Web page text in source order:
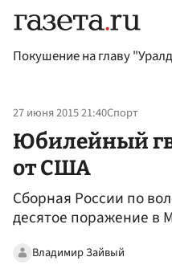
Покушение на главу
27 июня 2015 21:40Спорт
Юбилейный
от США
Сборная России по
десятое поражение в
Владимир Зайвый